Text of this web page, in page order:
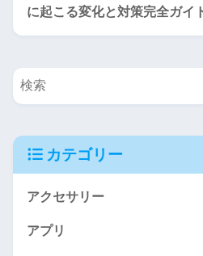
に起こる変化と対策完全ガイ
カテゴリー
アクセサリー
アプリ